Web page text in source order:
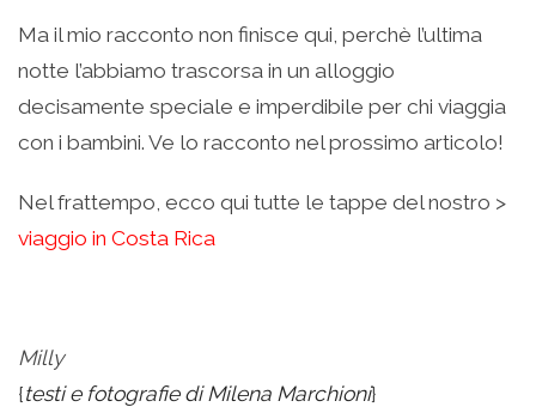
Ma il mio racconto non finisce qui, perchè l’ultima
notte l’abbiamo trascorsa in un alloggio
decisamente speciale e imperdibile per chi viaggia
con i bambini. Ve lo racconto nel prossimo articolo!
Nel frattempo, ecco qui tutte le tappe del nostro >
viaggio in Costa Rica
Milly
{testi e fotografie di Milena Marchioni}